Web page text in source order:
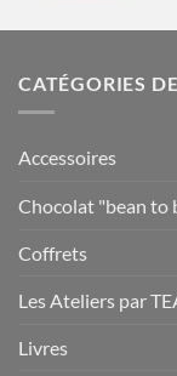
CATÉGORIES
Accessoires
Chocolat "bean to
Coffrets
Les Ateliers par
Livres